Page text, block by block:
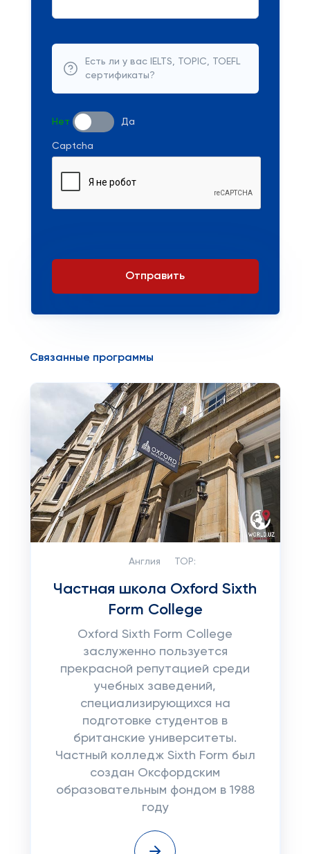
Есть ли у вас IELTS, TOPIC, TOEFL
сертификаты?
Нет Да
Captcha
Отправить
Связанные программы
Англия TOP:
Частная школа Oxford Sixth
Form College
Oxford Sixth Form College
заслуженно пользуется
прекрасной репутацией среди
учебных заведений,
специализирующихся на
подготовке студентов в
британские университеты.
Частный колледж Sixth Form был
создан Оксфордским
образовательным фондом в 1988
году